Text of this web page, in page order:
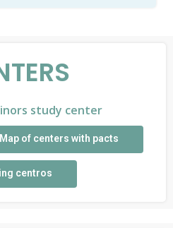
study center
Map of centers with pacts
centros